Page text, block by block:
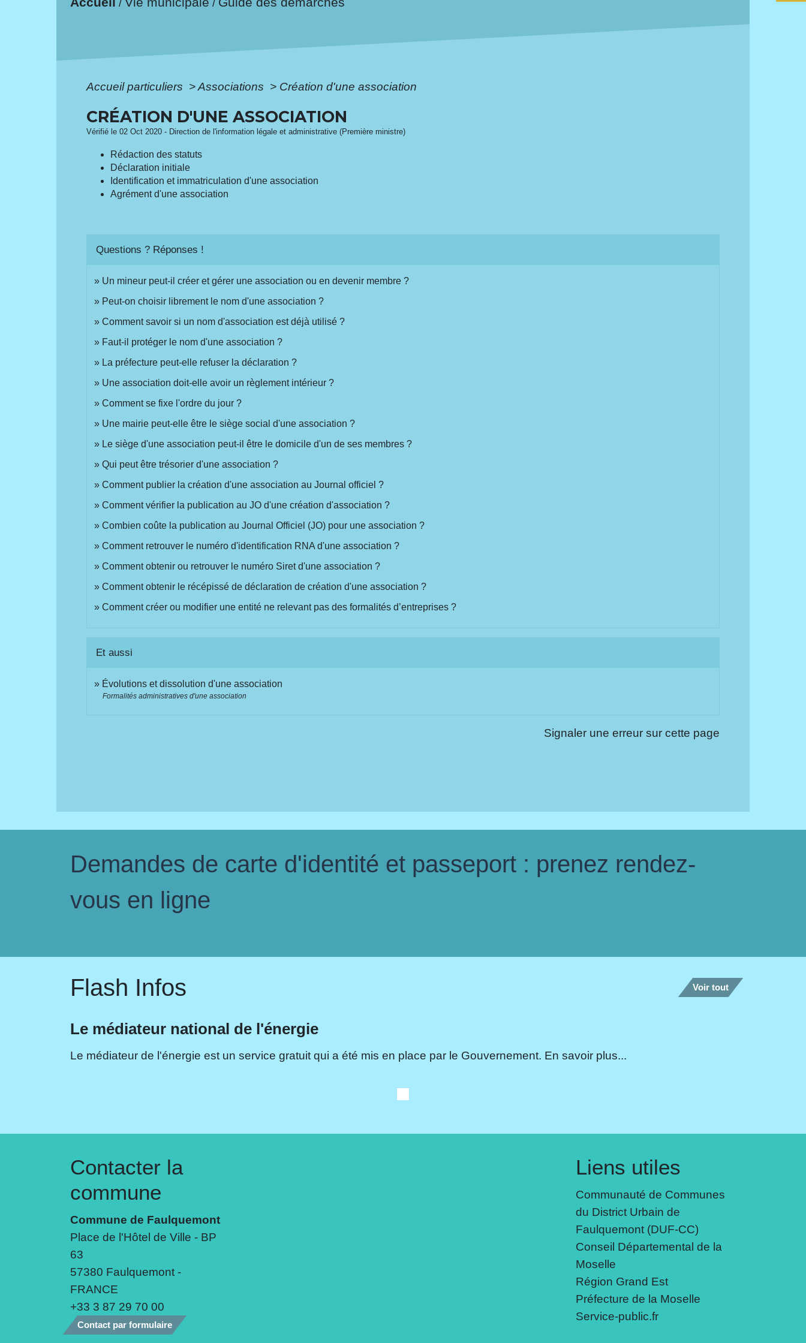
/ /
Accueil particuliers >Associations > Création d'une association
CRÉATION D'UNE ASSOCIATION
Vérifié le 02 Oct 2020 - Direction de l'information légale et administrative (Première ministre)
Rédaction des statuts
Déclaration initiale
Identification et immatriculation d'une association
Agrément d'une association
Questions ? Réponses !
Un mineur peut-il créer et gérer une association ou en devenir membre ?
Peut-on choisir librement le nom d'une association ?
Comment savoir si un nom d'association est déjà utilisé ?
Faut-il protéger le nom d'une association ?
La préfecture peut-elle refuser la déclaration ?
Une association doit-elle avoir un règlement intérieur ?
Comment se fixe l'ordre du jour ?
Une mairie peut-elle être le siège social d'une association ?
Le siège d'une association peut-il être le domicile d'un de ses membres ?
Qui peut être trésorier d'une association ?
Comment publier la création d'une association au Journal officiel ?
Comment vérifier la publication au JO d'une création d'association ?
Combien coûte la publication au Journal Officiel (JO) pour une association ?
Comment retrouver le numéro d'identification RNA d'une association ?
Comment obtenir ou retrouver le numéro Siret d'une association ?
Comment obtenir le récépissé de déclaration de création d'une association ?
Comment créer ou modifier une entité ne relevant pas des formalités d’entreprises ?
Et aussi
Évolutions et dissolution d'une association
Formalités administratives d'une association
Signaler une erreur sur cette page
Demandes de carte d'identité et passeport : prenez rendez-
vous en ligne
Flash Infos Voir tout
Le médiateur national de l'énergie
Le médiateur de l'énergie est un service gratuit qui a été mis en place par le Gouvernement. En savoir plus...
Contacter la
commune
Commune de Faulquemont
Place de l'Hôtel de Ville - BP
63
57380 Faulquemont -
FRANCE
+33 3 87 29 70 00
Contact par formulaire
Liens utiles
Communauté de Communes
du District Urbain de
Faulquemont (DUF-CC)
Conseil Départemental de la
Moselle
Région Grand Est
Préfecture de la Moselle
Service-public.fr